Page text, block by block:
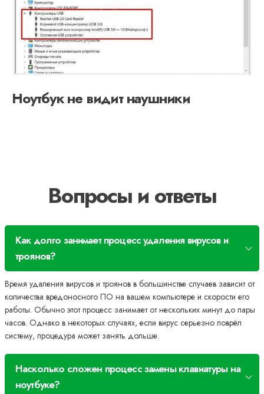
Ноутбук не видит наушники
Вопросы и ответы
Как долго занимает процесс удаления вирусов и
троянов?
Время удаления вирусов и троянов в большинстве случаев зависит от
количества вредоносного ПО на вашем компьютере и скорости его
работы. Обычно этот процесс занимает от нескольких минут до пары
часов. Однако в некоторых случаях, если вирус серьезно поврёл
систему, процедура может занять дольше.
Насколько сложен процесс замены клавиатуры на
ноутбуке?